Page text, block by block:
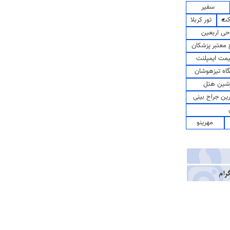
سفیر
تور کربلا
اربعین
پزشکان
ایمپلنت
تیزهوشان
هتل
جراح بینی
مهرینو